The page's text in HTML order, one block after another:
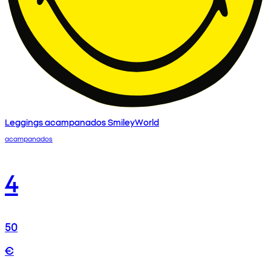
Leggings acampanados SmileyWorld
acampanados
4
50
€